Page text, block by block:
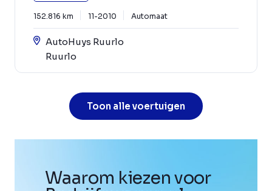
152.816 km 11-2010 Automaat
AutoHuys Ruurlo
Ruurlo
Toon alle voertuigen
Waarom kiezen voor